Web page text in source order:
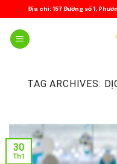
to
content
Địa chỉ: 157 Đường số 1,
TAG ARCHIVES:
30
Th1